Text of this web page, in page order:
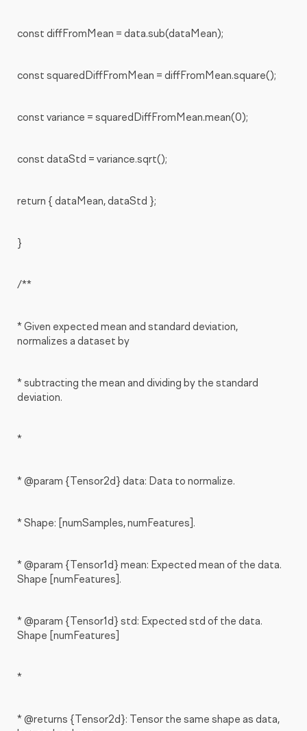
const diffFromMean = data.sub(dataMean);
const squaredDiffFromMean = diffFromMean.square();
const variance = squaredDiffFromMean.mean(0);
const dataStd = variance.sqrt();
return { dataMean, dataStd };
}
/**
* Given expected mean and standard deviation,
normalizes a dataset by
* subtracting the mean and dividing by the standard
deviation.
*
* @param {Tensor2d} data: Data to normalize.
* Shape: [numSamples, numFeatures].
* @param {Tensor1d} mean: Expected mean of the data.
Shape [numFeatures].
* @param {Tensor1d} std: Expected std of the data.
Shape [numFeatures]
*
* @returns {Tensor2d}: Tensor the same shape as data,